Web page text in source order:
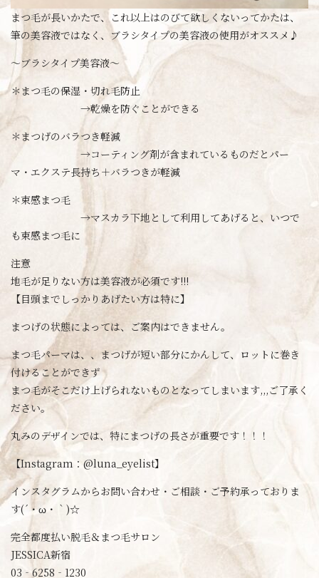
まつ毛が長いかたで、これ以上はのびて欲しくないってかたは、
筆の美容液ではなく、ブラシタイプの美容液の使用がオススメ♪
～ブラシタイプ美容液～
＊まつ毛の保湿・切れ毛防止
→乾燥を防ぐことができる
＊まつげのバラつき軽減
→コーティング剤が含まれているものだとパー
マ・エクステ長持ち＋バラつきが軽減
＊束感まつ毛
→マスカラ下地として利用してあげると、いつで
も束感まつ毛に
注意
地毛が足りない方は美容液が必須です!!!
【目頭までしっかりあげたい方は特に】
まつげの状態によっては、ご案内はできません。
まつ毛パーマは、、まつげが短い部分にかんして、ロットに巻き
付けることができず
まつ毛がそこだけ上げられないものとなってしまいます,,,ご了承く
ださい。
丸みのデザインでは、特にまつげの長さが重要です！！！
【Instagram：@luna_eyelist】
インスタグラムからお問い合わせ・ご相談・ご予約承っておりま
す(´・ω・｀)☆
完全都度払い脱毛＆まつ毛サロン
JESSICA新宿
03‐6258‐1230